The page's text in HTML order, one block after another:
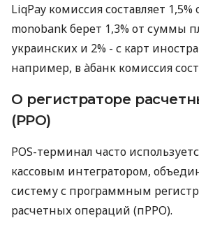
LiqPay комиссия составляет
monobank берет 1,3% от суммы
украинских и 2% - с карт
например, в àбанк комиссия
О регистраторе
(РРО)
POS-терминал часто
кассовым интегратором,
систему с программным
расчетных операций (пРРО).